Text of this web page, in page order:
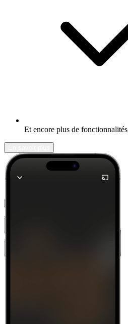
Et encore plus de fonctionnalités